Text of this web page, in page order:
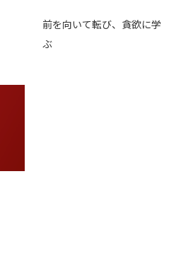
前を向いて転び、貪欲に学
ぶ